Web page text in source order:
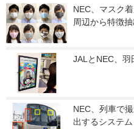
NEC、マスク
周辺から特徴抽
JALとNEC、羽
NEC、列車で
出するシステム